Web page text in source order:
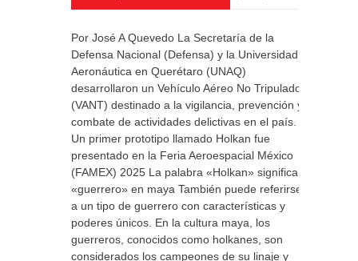
Por José A Quevedo La Secretaría de la
Defensa Nacional (Defensa) y la Universidad
Aeronáutica en Querétaro (UNAQ)
desarrollaron un Vehículo Aéreo No Tripulado
(VANT) destinado a la vigilancia, prevención y
combate de actividades delictivas en el país.
Un primer prototipo llamado Holkan fue
presentado en la Feria Aeroespacial México
(FAMEX) 2025 La palabra «Holkan» significa
«guerrero» en maya También puede referirse
a un tipo de guerrero con características y
poderes únicos. En la cultura maya, los
guerreros, conocidos como holkanes, son
considerados los campeones de su linaje y